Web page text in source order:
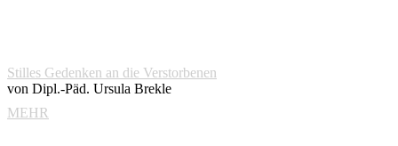
Stilles Gedenken an die Verstorbenen
von Dipl.-Päd. Ursula Brekle
MEHR